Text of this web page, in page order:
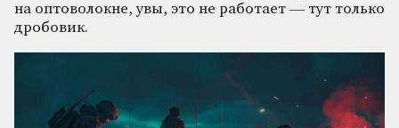
на оптоволокне, увы, это не работает — тут только
дробовик.